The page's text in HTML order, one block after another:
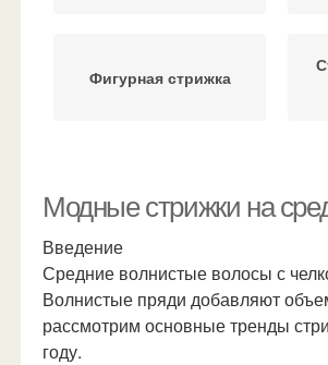
Фигурная стрижка
волосы
Популярные стрижки
Модные стрижки на
Введение
Средние волнистые волосы с
Волнистые пряди добавляют
рассмотрим основные тренды
году.